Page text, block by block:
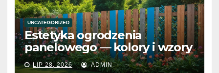
UNCATEGORIZED
Estetyka ogrodzenia
panelowego — kolory i wzory
LIP 28, 2026 ADMIN